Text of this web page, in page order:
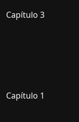
Capítulo 3
Capítulo 1